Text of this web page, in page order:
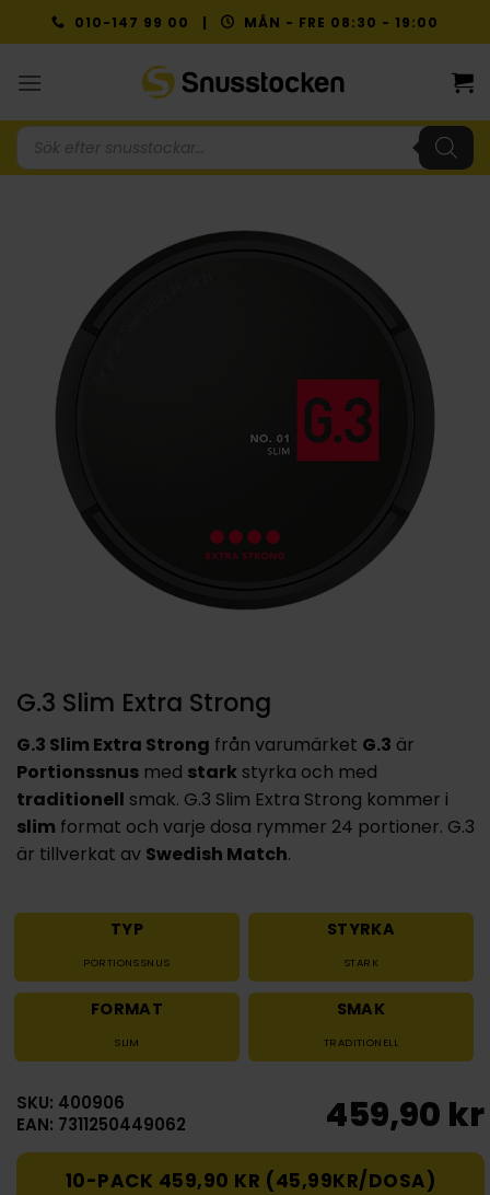
to
010-147 99 00 | MÅN - FRE 08:30 - 19:00
Produktsökning
G.3 Slim Extra Strong
G.3 Slim Extra Strong från varumärket G.3 är
Portionssnus med stark styrka och med
traditionell smak. G.3 Slim Extra Strong kommer i
slim format och varje dosa rymmer 24 portioner. G.3
är tillverkat av Swedish Match.
TYP
PORTIONSSNUS
STYRKA
STARK
FORMAT
SLIM
SMAK
TRADITIONELL
SKU: 400906
EAN: 7311250449062
459,90 kr
10-PACK 459,90 KR (45,99KR/DOSA)